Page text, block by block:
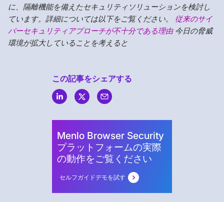
に、隔離機能を備えたセキュリティソリューションを検討し
ています。詳細については以下をご覧ください。 従来のサイ
バーセキュリティアプローチが不十分である理由今日の脅威
環境が拡大していることを考えると
この記事をシェアする
Menlo Browser Security
プラットフォームの実際
の動作をご覧ください
セルフガイドデモを試す